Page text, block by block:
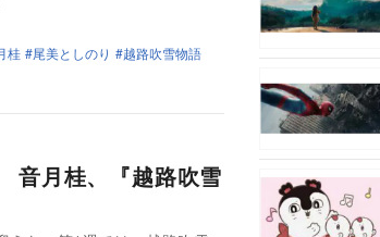
桂 尾美としのり
越路吹雪物語
音月桂、『越路吹雪